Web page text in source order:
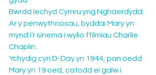
Bwrdd Iechyd Cymru yng Nghaerdydd.
Ar y penwythnosau, byddai Mary yn
mynd i’r sinema i wylio ffilmiau Charlie
Chaplin.
Ychydig cyn D-Day yn 1944, pan oedd
Mary yn 19 oed, cafodd ei galw i